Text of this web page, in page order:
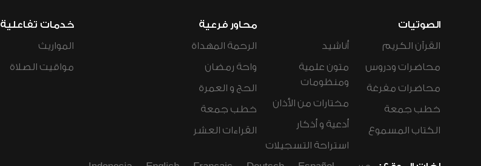
الصوتيات
القرآن الكريم
محاضرات ودروس
محاضرات مفرغة
خطب جمعة
الكتاب المسموع
أناشيد
متون علمية
ومنظومات
مختارات من الأذان
أدعية و أذكار
استراحة التسجيلات
محاور فرعية
الرحمة المهداة
واحة رمضان
الحج و العمرة
خطب جمعة
القراءات العشر
خدمات تفاعلية
المواريث
مواقيت الصلاة